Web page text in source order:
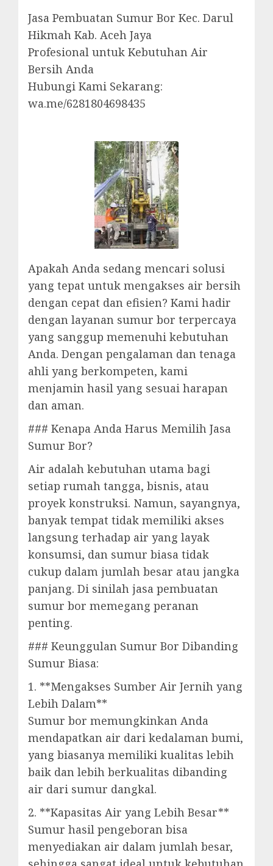
Jasa Pembuatan Sumur Bor Kec. Darul
Hikmah Kab. Aceh Jaya
Profesional untuk Kebutuhan Air
Bersih Anda
Hubungi Kami Sekarang:
wa.me/6281804698435
Apakah Anda sedang mencari solusi
yang tepat untuk mengakses air bersih
dengan cepat dan efisien? Kami hadir
dengan layanan sumur bor terpercaya
yang sanggup memenuhi kebutuhan
Anda. Dengan pengalaman dan tenaga
ahli yang berkompeten, kami
menjamin hasil yang sesuai harapan
dan aman.
### Kenapa Anda Harus Memilih Jasa
Sumur Bor?
Air adalah kebutuhan utama bagi
setiap rumah tangga, bisnis, atau
proyek konstruksi. Namun, sayangnya,
banyak tempat tidak memiliki akses
langsung terhadap air yang layak
konsumsi, dan sumur biasa tidak
cukup dalam jumlah besar atau jangka
panjang. Di sinilah jasa pembuatan
sumur bor memegang peranan
penting.
### Keunggulan Sumur Bor Dibanding
Sumur Biasa:
1. **Mengakses Sumber Air Jernih yang
Lebih Dalam**
Sumur bor memungkinkan Anda
mendapatkan air dari kedalaman bumi,
yang biasanya memiliki kualitas lebih
baik dan lebih berkualitas dibanding
air dari sumur dangkal.
2. **Kapasitas Air yang Lebih Besar**
Sumur hasil pengeboran bisa
menyediakan air dalam jumlah besar,